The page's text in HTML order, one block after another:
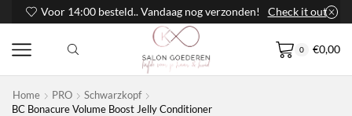
Voor 14:00 besteld.. Vandaag nog verzonden! Check it out
0 €0,00
Home PRO
Schwarzkopf
BC Bonacure Volume Boost Jelly Conditioner